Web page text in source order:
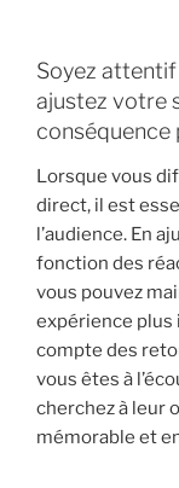
Soyez attentif
ajustez votre
conséquence
Lorsque vous
direct, il est
l’audience. En
fonction des
vous pouvez
expérience plus
compte des
vous êtes à
cherchez à leur
mémorable et